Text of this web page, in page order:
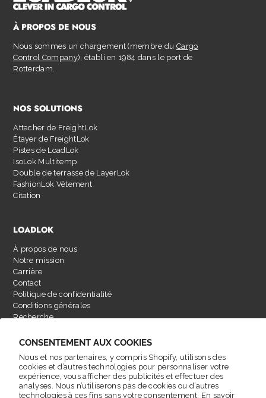
CONSENTEMENT AUX COOKIES
Nous et nos partenaires, y compris Shopify, utilisons des
cookies et d’autres technologies pour personnaliser votre
expérience, vous afficher des publicités et effectuer des
analyses. Nous n’utiliserons pas de cookies ou d’autres
technologies à ces fins sans votre consentement. En savoir
À PROPOS DE NOUS
Nous sommes un chargement (membre du Cargo
Control Company), établi en 1984 dans le port de
Rotterdam.
NOS SOLUTIONS
Attacher de FreightLok
Étayer de FreightLok
Pistes de LoadLok
IsoLok Multitemp
Double de terrasse de LayerLok
FashionLok Vêtement
Citation
LOADLOK
À propos de nous
Notre mission
Carrière
Contact
Politique de confidentialité
Conditions générales
Recherche